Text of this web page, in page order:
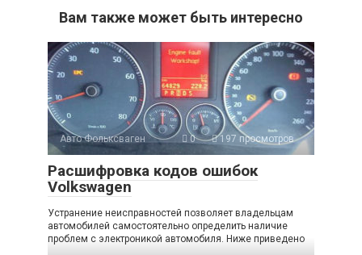
Вам также может быть интересно
Авто Фольксваген 0 197 просмотров
Расшифровка кодов ошибок
Volkswagen
Устранение неисправностей позволяет владельцам
автомобилей самостоятельно определить наличие
проблем с электроникой автомобиля. Ниже приведено